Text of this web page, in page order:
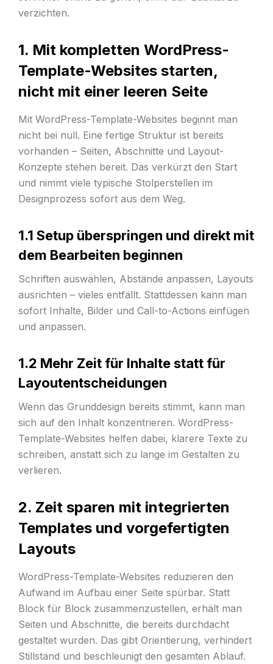
verzichten.
1. Mit kompletten WordPress-
Template-Websites starten,
nicht mit einer leeren Seite
Mit WordPress-Template-Websites beginnt man
nicht bei null. Eine fertige Struktur ist bereits
vorhanden – Seiten, Abschnitte und Layout-
Konzepte stehen bereit. Das verkürzt den Start
und nimmt viele typische Stolperstellen im
Designprozess sofort aus dem Weg.
1.1 Setup überspringen und direkt mit
dem Bearbeiten beginnen
Schriften auswählen, Abstände anpassen, Layouts
ausrichten – vieles entfällt. Stattdessen kann man
sofort Inhalte, Bilder und Call-to-Actions einfügen
und anpassen.
1.2 Mehr Zeit für Inhalte statt für
Layoutentscheidungen
Wenn das Grunddesign bereits stimmt, kann man
sich auf den Inhalt konzentrieren. WordPress-
Template-Websites helfen dabei, klarere Texte zu
schreiben, anstatt sich zu lange im Gestalten zu
verlieren.
2. Zeit sparen mit integrierten
Templates und vorgefertigten
Layouts
WordPress-Template-Websites reduzieren den
Aufwand im Aufbau einer Seite spürbar. Statt
Block für Block zusammenzustellen, erhält man
Seiten und Abschnitte, die bereits durchdacht
gestaltet wurden. Das gibt Orientierung, verhindert
Stillstand und beschleunigt den gesamten Ablauf.